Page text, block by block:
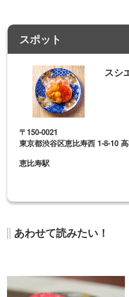
スポット
スシ
〒150-0021
東京都渋谷区恵比寿西 1-8-10
恵比寿駅
あわせて読みたい！